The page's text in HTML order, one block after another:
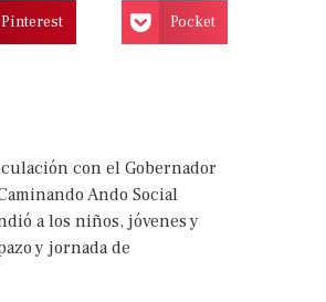
Pinterest Pocket
con el Gobernador
Ando Social
a los niños, jóvenes y
y jornada de